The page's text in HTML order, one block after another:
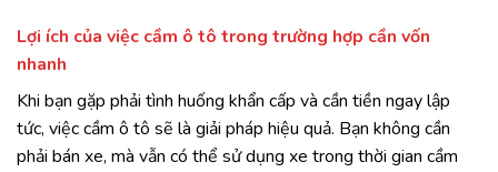
Lợi ích của việc cầm ô tô trong trường hợp cần vốn
nhanh
Khi bạn gặp phải tình huống khẩn cấp và cần tiền ngay lập
tức, việc cầm ô tô sẽ là giải pháp hiệu quả. Bạn không cần
phải bán xe, mà vẫn có thể sử dụng xe trong thời gian cầm